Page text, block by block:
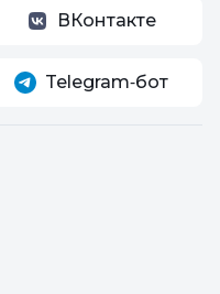
ВКонтакте
Telegram‑бот